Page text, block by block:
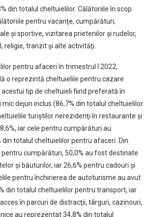
din totalul cheltuielilor. Călătoriile în scop
pentru vacanţe, cumpărături,
şi sportive, vizitarea prietenilor şi rudelor,
religie, tranzit şi alte activităţi.
pentru afaceri în trimestrul I 2022,
o reprezintă cheltuielile pentru cazare
acestui tip de cheltuieli fiind preferată în
dejun inclus (86,7% din totalul cheltuielilor
turiştilor nerezidenţi în restaurante şi
iar cele pentru cumpărături au
totalul cheltuielilor pentru afaceri. Din
cumpărături, 50,0% au fost destinate
şi băuturilor, iar 26,6% pentru cadouri şi
pentru închirierea de autoturisme au avut
din totalul cheltuielilor pentru transport, iar
în parcuri de distracţii, târguri, cazinouri,
au reprezentat 34,8% din totalul